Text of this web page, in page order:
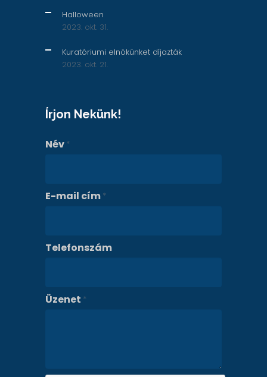
Halloween
2023. okt. 31.
Kuratóriumi elnökünket díjazták
2023. okt. 21.
Írjon Nekünk!
Név *
E-mail cím *
Telefonszám
Üzenet *